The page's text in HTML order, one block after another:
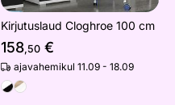
Kirjutuslaud Cloghroe 100 cm
158,50 €
ajavahemikul 11.09 - 18.09